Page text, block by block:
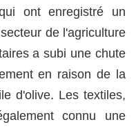
ont enregistré un
de l'agriculture
a subi une chute
en raison de la
d'olive. Les textiles,
connu une